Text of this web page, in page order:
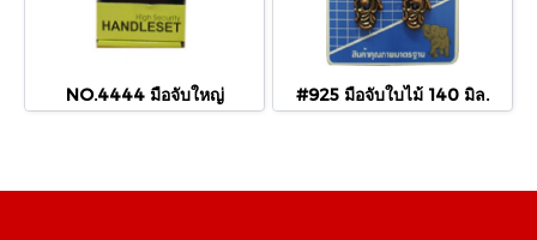
NO.4444 มือจับใหญ่ #925 มือจับใบไม้ 140 มิล.